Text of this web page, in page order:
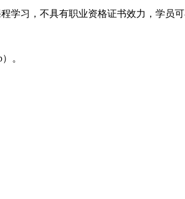
习，不具有职业资格证书效力，学员
。